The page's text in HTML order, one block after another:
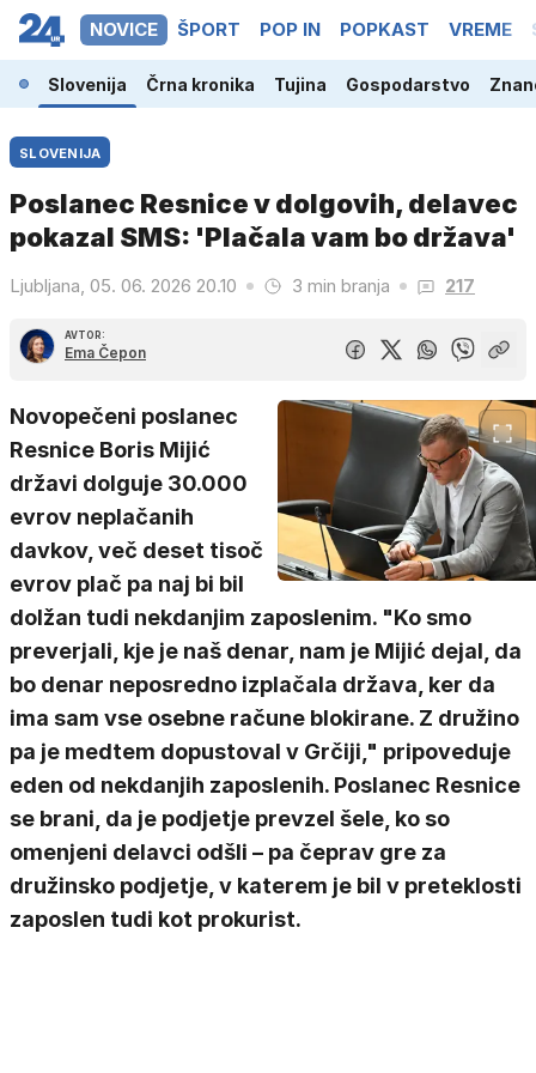
NOVICE ŠPORT POP IN POPKAST VREME
Slovenija Črna kronika Tujina Gospodarstvo
SLOVENIJA
Poslanec Resnice v dolgovih, delavec
pokazal SMS: 'Plačala vam bo država'
Ljubljana, 05. 06. 2026 20.10 3 min branja 217
AVTOR:
Ema Čepon
Novopečeni poslanec
Resnice Boris Mijić
državi dolguje 30.000
evrov neplačanih
davkov, več deset tisoč
evrov plač pa naj bi bil
dolžan tudi nekdanjim zaposlenim. "Ko smo
preverjali, kje je naš denar, nam je Mijić dejal, da
bo denar neposredno izplačala država, ker da
ima sam vse osebne račune blokirane. Z družino
pa je medtem dopustoval v Grčiji," pripoveduje
eden od nekdanjih zaposlenih. Poslanec Resnice
se brani, da je podjetje prevzel šele, ko so
omenjeni delavci odšli – pa čeprav gre za
družinsko podjetje, v katerem je bil v preteklosti
zaposlen tudi kot prokurist.